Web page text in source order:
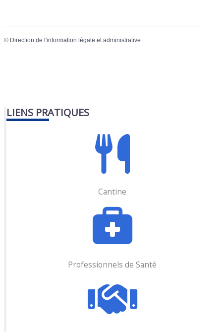
© Direction de l'information légale et administrative
LIENS PRATIQUES
Cantine
Professionnels de Santé